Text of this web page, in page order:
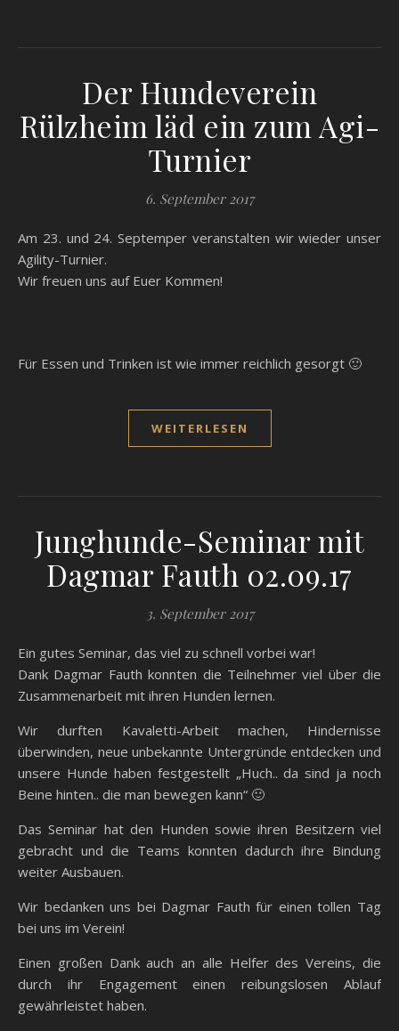
Der Hundeverein
Rülzheim läd ein zum Agi-
Turnier
6. September 2017
Am 23. und 24. Septemper veranstalten wir wieder unser
Agility-Turnier.
Wir freuen uns auf Euer Kommen!
Für Essen und Trinken ist wie immer reichlich gesorgt 🙂
WEITERLESEN
Junghunde-Seminar mit
Dagmar Fauth 02.09.17
3. September 2017
Ein gutes Seminar, das viel zu schnell vorbei war!
Dank Dagmar Fauth konnten die Teilnehmer viel über die
Zusammenarbeit mit ihren Hunden lernen.
Wir durften Kavaletti-Arbeit machen, Hindernisse
überwinden, neue unbekannte Untergründe entdecken und
unsere Hunde haben festgestellt „Huch.. da sind ja noch
Beine hinten.. die man bewegen kann“ 🙂
Das Seminar hat den Hunden sowie ihren Besitzern viel
gebracht und die Teams konnten dadurch ihre Bindung
weiter Ausbauen.
Wir bedanken uns bei Dagmar Fauth für einen tollen Tag
bei uns im Verein!
Einen großen Dank auch an alle Helfer des Vereins, die
durch ihr Engagement einen reibungslosen Ablauf
gewährleistet haben.